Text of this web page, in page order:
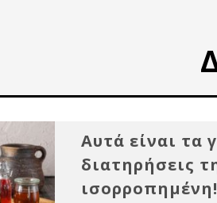
Αυτά είναι τα
διατηρήσεις
ισορροπημένη!